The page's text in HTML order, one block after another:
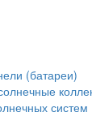
(батареи)
систем